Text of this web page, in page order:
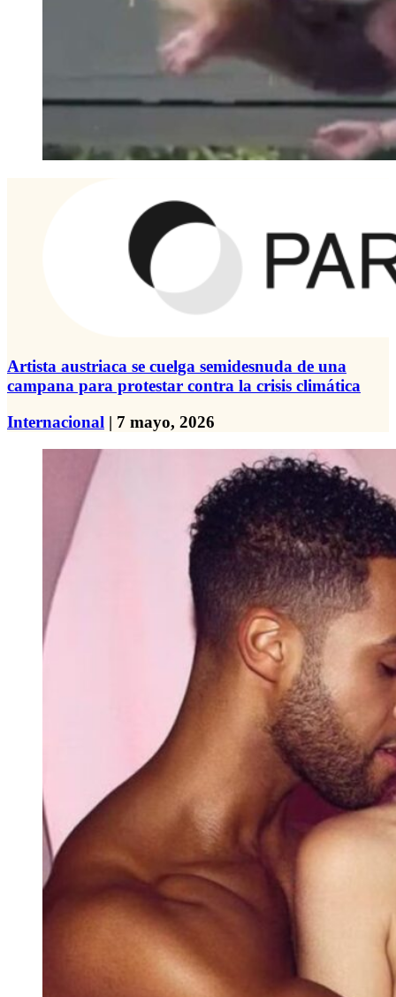
Artista austriaca se cuelga semidesnuda de una
campana para protestar contra la crisis climática
Internacional | 7 mayo, 2026